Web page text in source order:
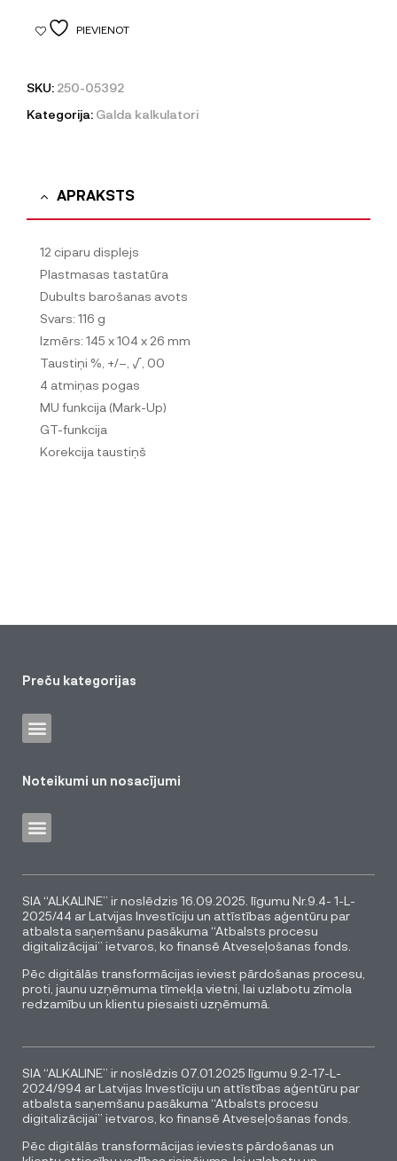
PIEVIENOT
SKU: 250-05392
Kategorija: Galda kalkulatori
APRAKSTS
12 ciparu displejs
Plastmasas tastatūra
Dubults barošanas avots
Svars: 116 g
Izmērs: 145 x 104 x 26 mm
Taustiņi %, +/–, √, 00
4 atmiņas pogas
MU funkcija (Mark-Up)
GT-funkcija
Korekcija taustiņš
Preču kategorijas
Noteikumi un nosacījumi
SIA “ALKALINE” ir noslēdzis 16.09.2025. līgumu Nr.9.4- 1-L-
2025/44 ar Latvijas Investīciju un attīstības aģentūru par
atbalsta saņemšanu pasākuma “Atbalsts procesu
digitalizācijai” ietvaros, ko finansē Atveseļošanas fonds.
Pēc digitālās transformācijas ieviest pārdošanas procesu,
proti, jaunu uzņēmuma tīmekļa vietni, lai uzlabotu zīmola
redzamību un klientu piesaisti uzņēmumā.
SIA “ALKALINE” ir noslēdzis 07.01.2025 līgumu 9.2-17-L-
2024/994 ar Latvijas Investīciju un attīstības aģentūru par
atbalsta saņemšanu pasākuma “Atbalsts procesu
digitalizācijai” ietvaros, ko finansē Atveseļošanas fonds.
Pēc digitālās transformācijas ieviests pārdošanas un